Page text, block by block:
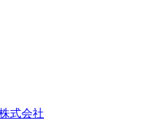
式会社